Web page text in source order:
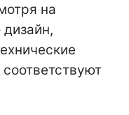
на
дизайн,